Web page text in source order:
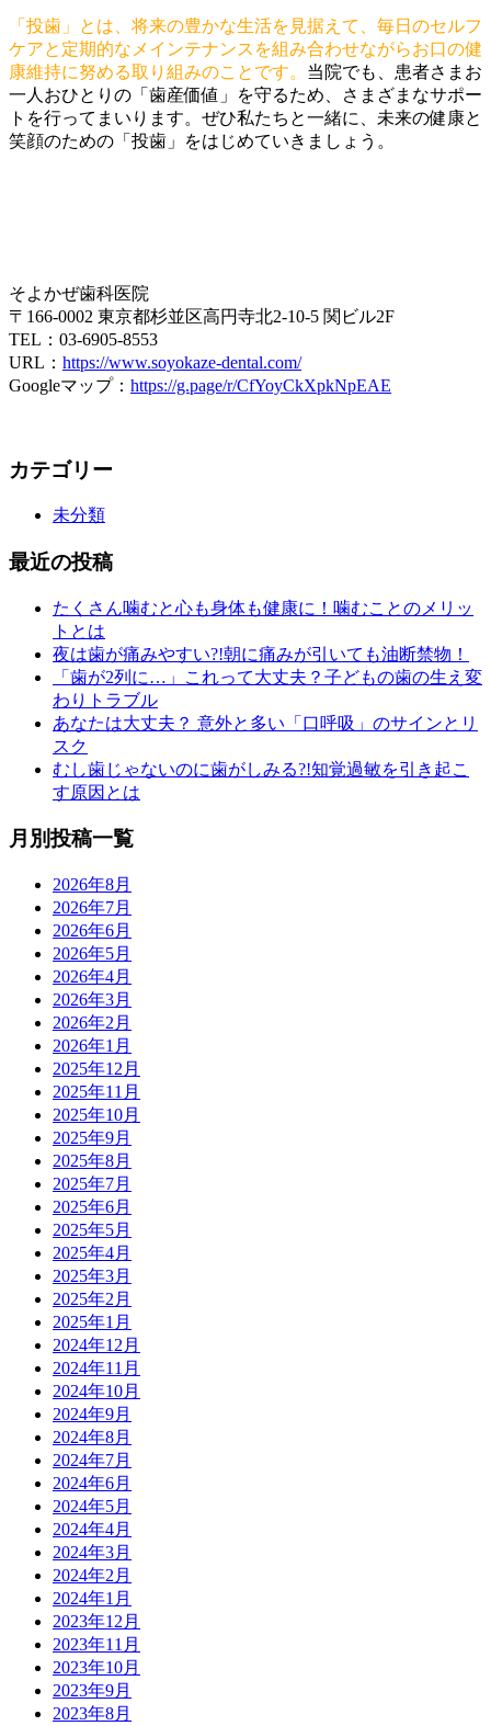
「投歯」とは、将来の豊かな生活を見据えて、毎日のセルフ
ケアと定期的なメインテナンスを組み合わせながらお口の健
康維持に努める取り組みのことです。 当院でも、患者さまお
一人おひとりの「歯産価値」を守るため、さまざまなサポー
トを行ってまいります。ぜひ私たちと一緒に、未来の健康と
笑顔のための「投歯」をはじめていきましょう。
そよかぜ歯科医院
〒166-0002 東京都杉並区高円寺北2-10-5 関ビル2F
TEL：03-6905-8553
URL： https://www.soyokaze-dental.com/
Googleマップ： https://g.page/r/CfYoyCkXpkNpEAE
カテゴリー
未分類
最近の投稿
たくさん噛むと心も身体も健康に！噛むことのメリッ
トとは
夜は歯が痛みやすい?!朝に痛みが引いても油断禁物！
「歯が2列に…」これって大丈夫？子どもの歯の生え変
わりトラブル
あなたは大丈夫？ 意外と多い「口呼吸」のサインとリ
スク
むし歯じゃないのに歯がしみる?!知覚過敏を引き起こ
す原因とは
月別投稿一覧
2026年8月
2026年7月
2026年6月
2026年5月
2026年4月
2026年3月
2026年2月
2026年1月
2025年12月
2025年11月
2025年10月
2025年9月
2025年8月
2025年7月
2025年6月
2025年5月
2025年4月
2025年3月
2025年2月
2025年1月
2024年12月
2024年11月
2024年10月
2024年9月
2024年8月
2024年7月
2024年6月
2024年5月
2024年4月
2024年3月
2024年2月
2024年1月
2023年12月
2023年11月
2023年10月
2023年9月
2023年8月